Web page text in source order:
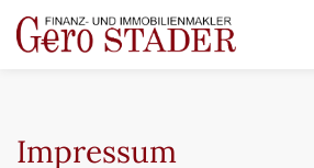
Impressum